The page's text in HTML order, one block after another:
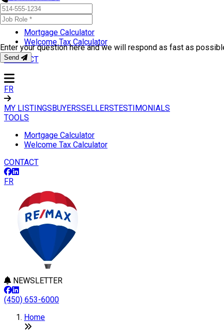
TOOLS
Mortgage Calculator
Welcome Tax Calculator
CONTACT
FR
MY LISTINGSBUYERSSELLERSTESTIMONIALS
TOOLS
Mortgage Calculator
Welcome Tax Calculator
CONTACT
FR
NEWSLETTER
(450) 653-6000
Home
Enter your question here and we will respond as fast as
Send